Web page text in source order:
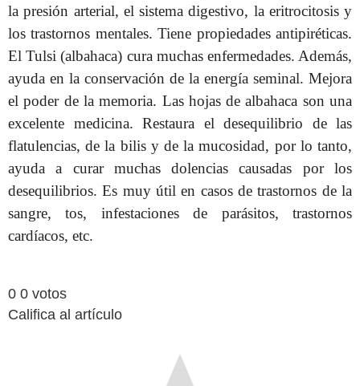
la presión arterial, el sistema digestivo, la eritrocitosis y
los trastornos mentales. Tiene propiedades antipiréticas.
El Tulsi (albahaca) cura muchas enfermedades. Además,
ayuda en la conservación de la energía seminal. Mejora
el poder de la memoria. Las hojas de albahaca son una
excelente medicina. Restaura el desequilibrio de las
flatulencias, de la bilis y de la mucosidad, por lo tanto,
ayuda a curar muchas dolencias causadas por los
desequilibrios. Es muy útil en casos de trastornos de la
sangre, tos, infestaciones de parásitos, trastornos
cardíacos, etc.
0 0 votos
Califica al artículo